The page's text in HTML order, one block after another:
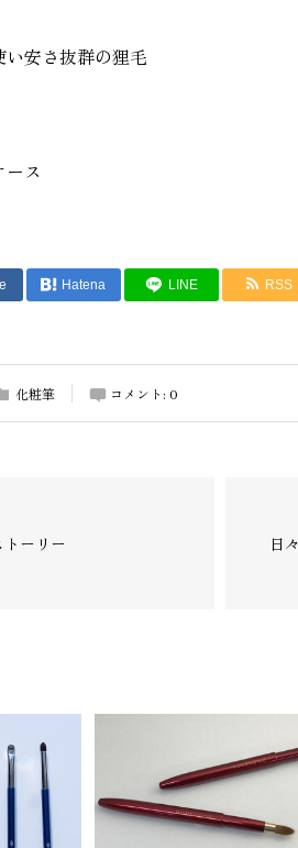
安さ抜群の狸毛
ス
Hatena LINE RSS
化粧筆 コメント: 0
ーリー 日